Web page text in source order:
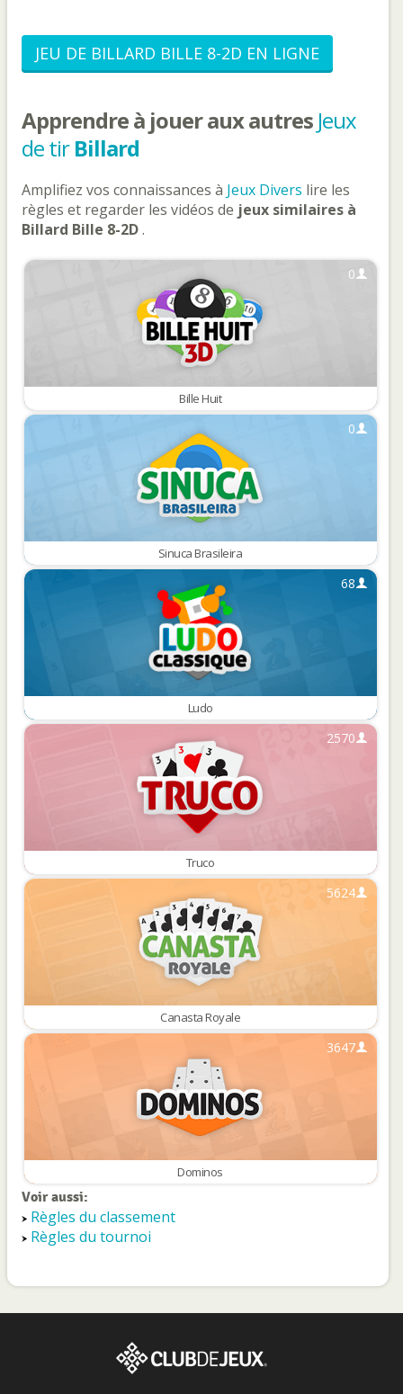
JEU DE BILLARD BILLE 8-2D EN LIGNE
Apprendre à jouer aux autres Jeux
de tirBillard
Amplifiez vos connaissances à Jeux Divers lire les
règles et regarder les vidéos de jeux similaires à
Billard Bille 8-2D.
0
Bille Huit
0
Sinuca Brasileira
68
Ludo
2570
Truco
5624
Canasta Royale
3647
Dominos
Voir aussi:
Règles du classement
Règles du tournoi